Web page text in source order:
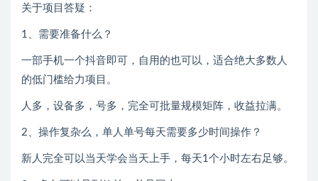
关于项目答疑：
1、需要准备什么？
一部手机一个抖音即可，自用的也可以，适合绝大多数人
的低门槛给力项目。
人多，设备多，号多，完全可批量规模矩阵，收益拉满。
2、操作复杂么，单人单号每天需要多少时间操作？
新人完全可以当天学会当天上手，每天1个小时左右足够。